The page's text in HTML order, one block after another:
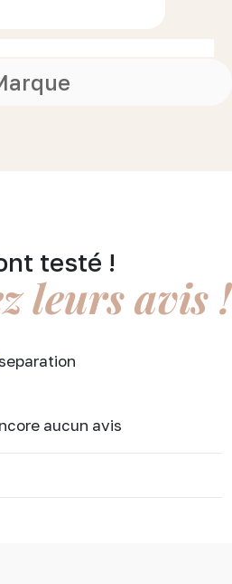
testé !
leurs avis !
aucun avis